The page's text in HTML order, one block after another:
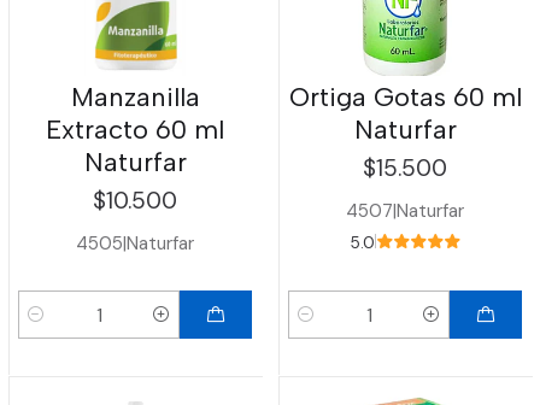
Manzanilla
Extracto 60 ml
Naturfar
$10.500
4505|Naturfar
Cantidad
Ortiga Gotas 60 ml
Naturfar
$15.500
4507|Naturfar
5.0
Cantidad